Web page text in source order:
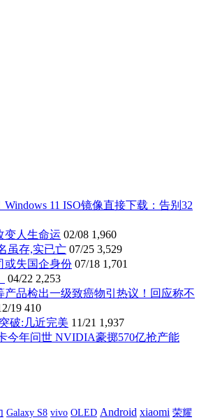
11 ISO镜像直接下载：告别32
变人生命运 02/08 1,960
虽存,实已亡 07/25 3,529
或失国企身份 07/18 1,701
04/22 2,253
产品检出一级致癌物引热议！回应称不
19 410
破:几近完美 11/21 1,937
今年问世 NVIDIA豪掷570亿抢产能
Galaxy S8 vivo OLED Android xiaomi 荣耀